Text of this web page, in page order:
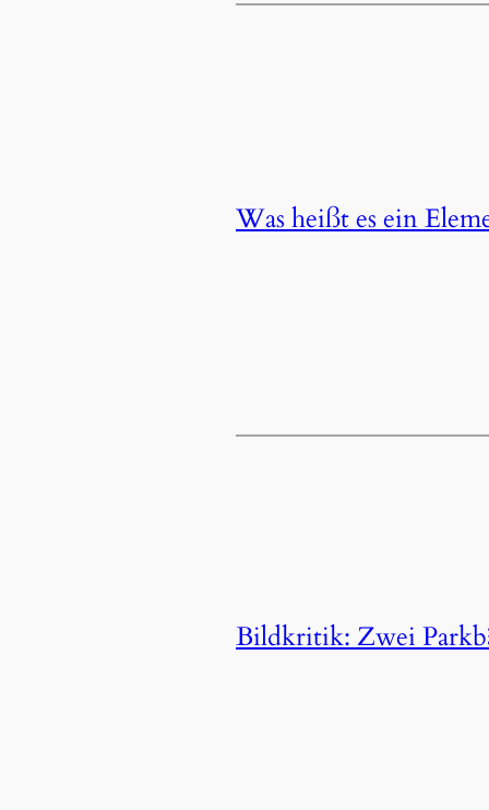
Was heißt es ein
Bildkritik: Zwei